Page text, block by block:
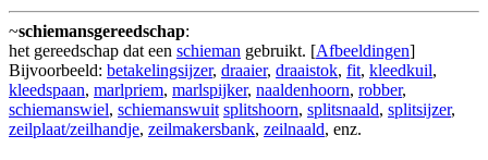
~schiemansgereedschap:
het gereedschap dat een schieman gebruikt. [Afbeeldingen]
Bijvoorbeeld: betakelingsijzer, draaier, draaistok, fit, kleedkuil,
kleedspaan, marlpriem, marlspijker, naaldenhoorn, robber,
schiemanswiel, schiemanswuit splitshoorn, splitsnaald, splitsijzer,
zeilplaat/zeilhandje, zeilmakersbank, zeilnaald, enz.